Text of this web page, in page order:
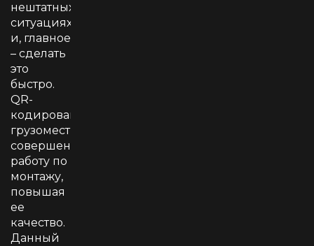
нештатных
ситуациях,
и, главное
– сделать
это
быстро.
QR-
кодирование
грузомест
совершенствует
работу по
монтажу,
повышая
ее
качество.
Данный